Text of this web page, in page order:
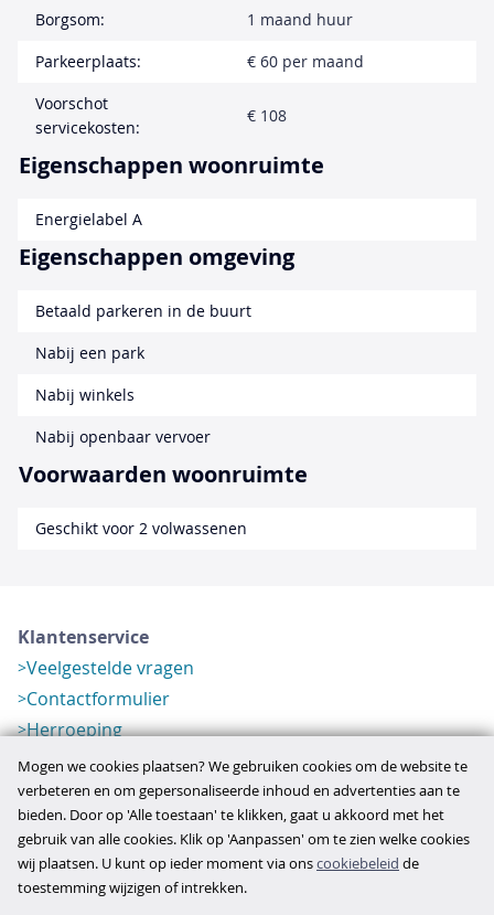
Borgsom:
1 maand huur
Parkeerplaats:
€ 60 per maand
Voorschot
servicekosten:
€ 108
Eigenschappen woonruimte
Energielabel A
Eigenschappen omgeving
Betaald parkeren in de buurt
Nabij een park
Nabij winkels
Nabij openbaar vervoer
Voorwaarden woonruimte
Geschikt voor 2 volwassenen
Klantenservice
Veelgestelde vragen
Contactformulier
Herroeping
Over ons
Bedrijfsgegevens
Werkwijze
Overzichten
Verlopen aanbod
Mogen we cookies plaatsen? We gebruiken cookies om de website te
verbeteren en om gepersonaliseerde inhoud en advertenties aan te
bieden. Door op 'Alle toestaan' te klikken, gaat u akkoord met het
gebruik van alle cookies. Klik op 'Aanpassen' om te zien welke cookies
wij plaatsen. U kunt op ieder moment via onscookiebeleid de
toestemming wijzigen of intrekken.